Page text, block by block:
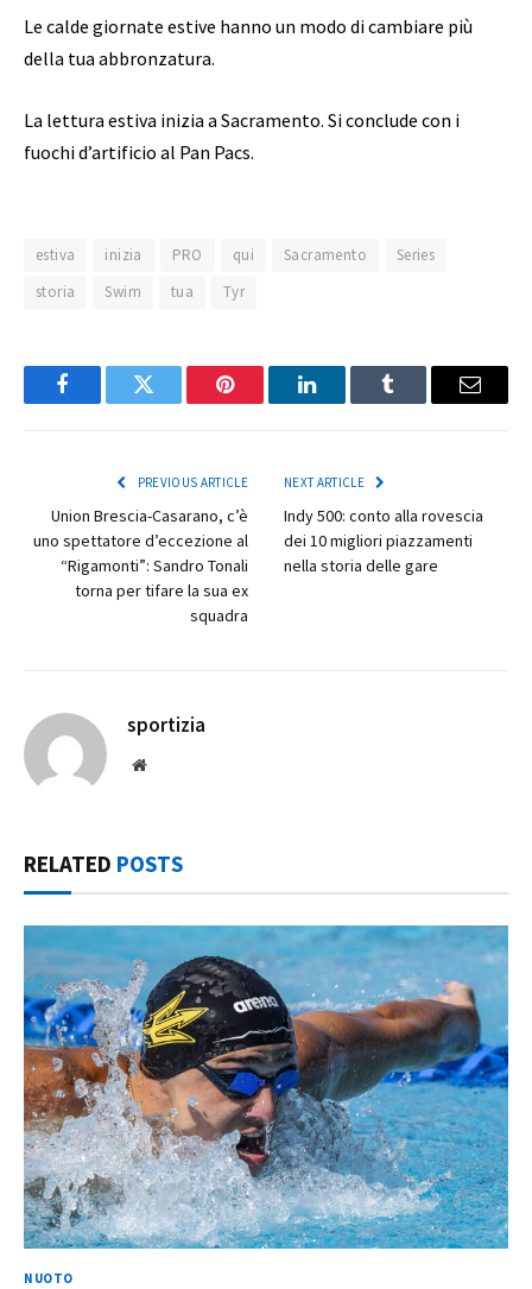
Le calde giornate estive hanno un modo di cambiare più
della tua abbronzatura.
La lettura estiva inizia a Sacramento. Si conclude con i
fuochi d’artificio al Pan Pacs.
estiva inizia PRO qui Sacramento
Series
storia
Swim tua Tyr
FacebookTwitter Pinterest LinkedInTumblr Email
PREVIOUS ARTICLE
Union Brescia-Casarano, c’è
uno spettatore d’eccezione al
“Rigamonti”: Sandro Tonali
torna per tifare la sua ex
squadra
NEXT ARTICLE
Indy 500: conto alla rovescia
dei 10 migliori piazzamenti
nella storia delle gare
sportizia
Website
RELATED POSTS
NUOTO